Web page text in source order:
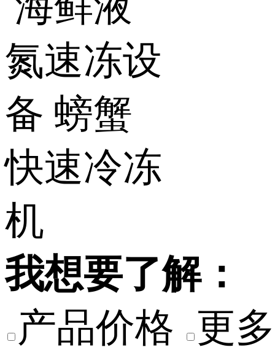
我想要了解：
产品价格 更